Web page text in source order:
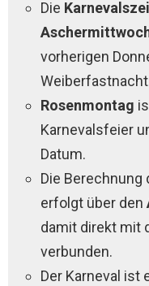
Die
vorherigen
Rosenmontag
Karnevalsfeier
Datum.
Die Berechnung
erfolgt über den
damit direkt mit
verbunden.
Der Karneval ist